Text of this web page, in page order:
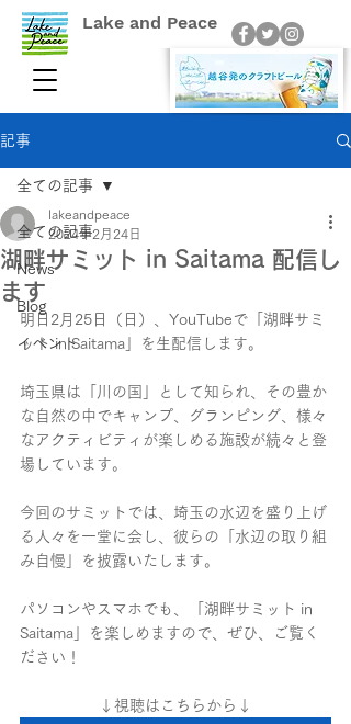
Lake and Peace
記事
全ての記事
News
Blog
イベント
全ての記事
湖畔サミット in Saitama 配信し
ます
lakeandpeace
2024年2月24日
明日2月25日（日）、YouTubeで「湖畔サミ
ット in Saitama」を生配信します。
埼玉県は「川の国」として知られ、その豊か
な自然の中でキャンプ、グランピング、様々
なアクティビティが楽しめる施設が続々と登
場しています。
今回のサミットでは、埼玉の水辺を盛り上げ
る人々を一堂に会し、彼らの「水辺の取り組
み自慢」を披露いたします。
パソコンやスマホでも、「湖畔サミット in
Saitama」を楽しめますので、ぜひ、ご覧く
ださい！
↓視聴はこちらから↓